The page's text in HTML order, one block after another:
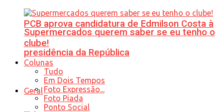
PCB aprova candidatura de Edmilson Costa à
presidência da República
Geral
Supermercados querem saber se eu tenho o
clube!
Colunas
Tudo
Em Dois Tempos
Foto Expressão...
Foto Piada
Ponto Social